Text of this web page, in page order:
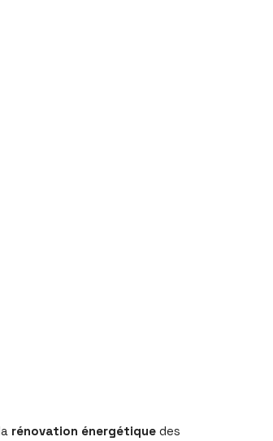
rénovation énergétique des